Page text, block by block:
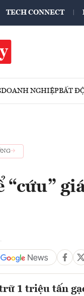
TECH CONNECT
DOANH NGHIỆPBẤT
1 triệu tấn